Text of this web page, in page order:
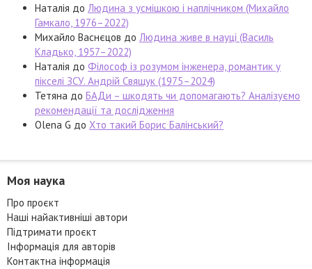
Наталія до Людина з усмішкою і наплічником (Михайло
Гамкало, 1976–2022)
Михайло Васнєцов до Людина живе в науці (Василь
Кладько, 1957–2022)
Наталія до Філософ із розумом інженера, романтик у
пікселі ЗСУ. Андрій Свящук (1975–2024)
Тетяна до БАДи – шкодять чи допомагають? Аналізуємо
рекомендації та дослідження
Olena G до Хто такий Борис Балінський?
Моя наука
Про проєкт
Наші найактивніші автори
Підтримати проєкт
Інформація для авторів
Контактна інформація